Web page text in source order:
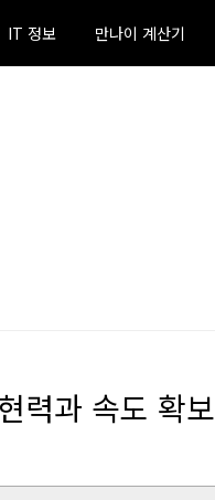
IT 정보 만나이 계산기
력과 속도 확보